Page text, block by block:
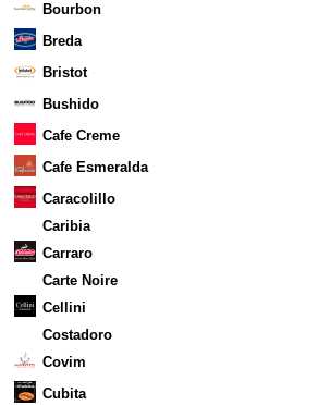
Bourbon
Breda
Bristot
Bushido
Cafe Creme
Cafe Esmeralda
Caracolillo
Caribia
Carraro
Carte Noire
Cellini
Costadoro
Covim
Cubita